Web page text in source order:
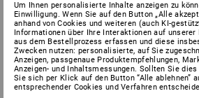
Um Ihnen personalisierte Inhalte anzeigen zu
Einwilligung. Wenn Sie auf den Button „Alle
anhand von Cookies und weiteren (auch KI-
Informationen über Ihre Interaktionen auf
aus dem Bestellprozess erfassen und diese
Zwecken nutzen: personalisierte, auf Sie
Anzeigen, passgenaue Produktempfehlungen,
Anzeigen- und Inhaltsmessungen. Sollten Sie
Sie sich per Klick auf den Button “Alle ablehnen”
entsprechender Cookies und Verfahren